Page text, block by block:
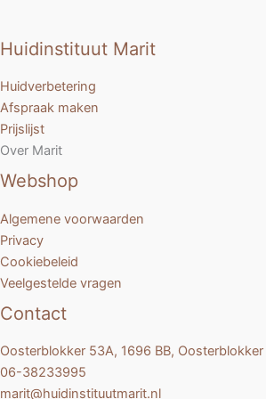
Huidinstituut Marit
Huidverbetering
Afspraak maken
Prijslijst
Over Marit
Webshop
Algemene voorwaarden
Privacy
Cookiebeleid
Veelgestelde vragen
Contact
Oosterblokker 53A, 1696 BB, Oosterblokker
06-38233995
marit@huidinstituutmarit.nl